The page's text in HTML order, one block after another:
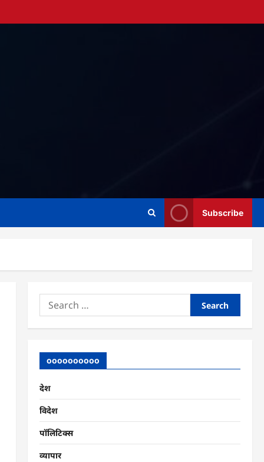
Subscribe
Search
for:
oooooooooo
देश
विदेश
पॉलिटिक्स
व्यापार